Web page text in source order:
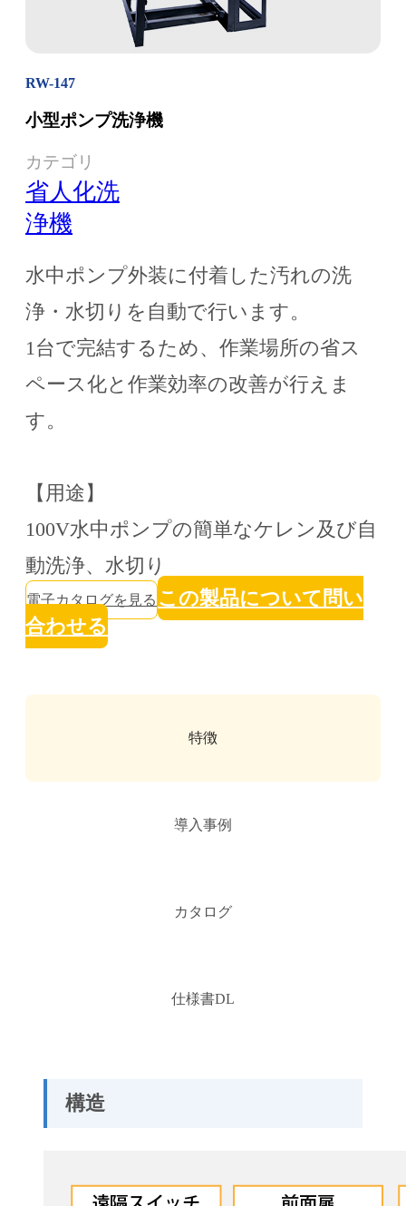
RW-147
小型ポンプ洗浄機
カテゴリ
省人化洗
浄機
水中ポンプ外装に付着した汚れの洗
浄・水切りを自動で行います。
1台で完結するため、作業場所の省ス
ペース化と作業効率の改善が行えま
す。
【用途】
100V水中ポンプの簡単なケレン及び自
動洗浄、水切り
電子カタログを見る この製品について問い
合わせる
特徴
導入事例
カタログ
仕様書DL
構造